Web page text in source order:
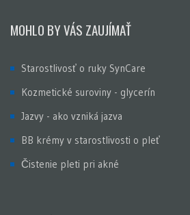
MOHLO BY VÁS ZAUJÍMAŤ
Starostlivosť o ruky SynCare
Kozmetické suroviny - glycerín
Jazvy - ako vzniká jazva
BB krémy v starostlivosti o pleť
Čistenie pleti pri akné